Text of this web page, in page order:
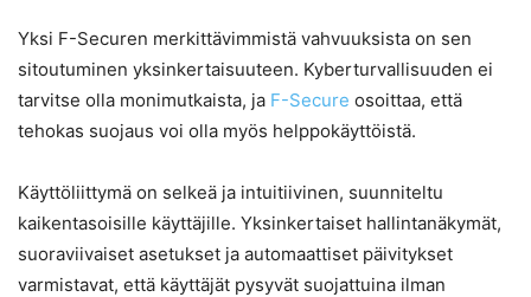
Yksi F-Securen merkittävimmistä vahvuuksista on sen
sitoutuminen yksinkertaisuuteen. Kyberturvallisuuden ei
tarvitse olla monimutkaista, ja F-Secure osoittaa, että
tehokas suojaus voi olla myös helppokäyttöistä.
Käyttöliittymä on selkeä ja intuitiivinen, suunniteltu
kaikentasoisille käyttäjille. Yksinkertaiset hallintanäkymät,
suoraviivaiset asetukset ja automaattiset päivitykset
varmistavat, että käyttäjät pysyvät suojattuina ilman